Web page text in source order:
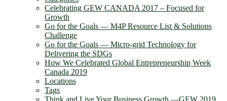
Celebrating GEW CANADA 2017 – Focused for
Growth
Go for the Goals — M4P Resource List & Solutions
Challenge
Go for the Goals — Micro-grid Technology for
Delivering the SDGs
How We Celebrated Global Entrepreneurship Week
Canada 2019
Locations
Tags